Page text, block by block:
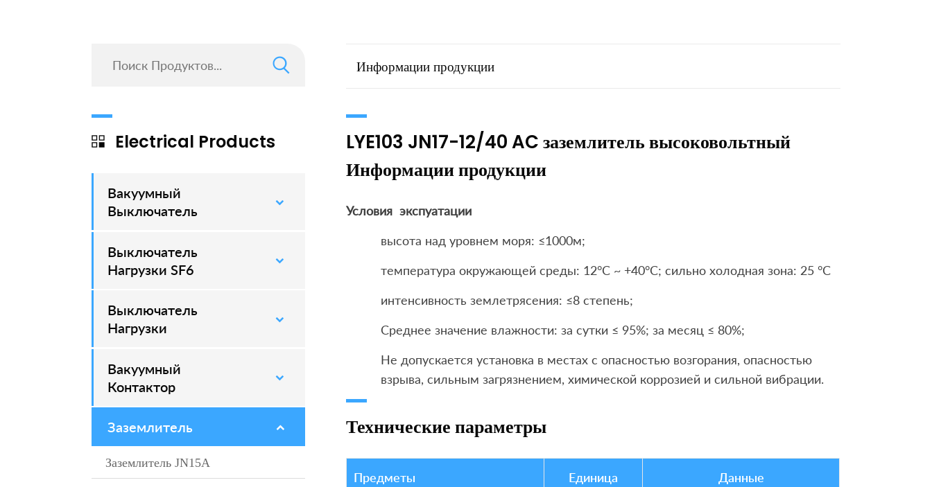
Electrical Products
Вакуумный
Выключатель
–
Выключатель
Нагрузки SF6
–
Выключатель
Нагрузки
–
Вакуумный
Контактор
–
Заземлитель
–
Заземлитель JN15A
–
Информации продукции
LYE103 JN17-12/40 AC заземлитель высоковольтный
Информации продукции
Условия экспуатации
высота над уровнем моря: ≤1000м;
температура окружающей среды: 12°C ~ +40°C; сильно холодная зона: 25 °C
интенсивность землетрясения: ≤8 степень;
Среднее значение влажности: за сутки ≤ 95%; за месяц ≤ 80%;
Не допускается установка в местах с опасностью возгорания, опасностью
взрыва, сильным загрязнением, химической коррозией и сильной вибрации.
Технические параметры
Предметы Единица Данные